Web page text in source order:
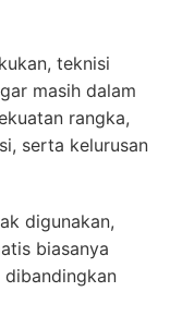
teknisi
masih dalam
rangka,
serta kelurusan
digunakan,
biasanya